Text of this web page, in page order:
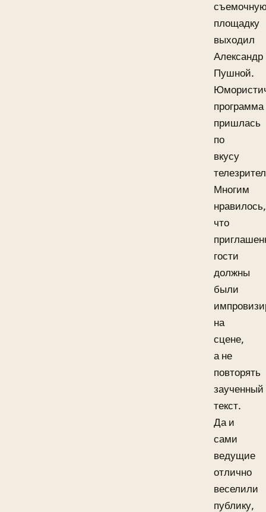
площадку
выходил
Александр
Пушной.
программа
пришлась
по
вкусу
Многим
нравилось,
что
гости
должны
были
на
сцене,
а не
повторять
заученный
текст.
Да и
сами
ведущие
отлично
веселили
публику,